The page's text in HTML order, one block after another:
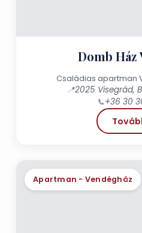
Domb Ház
Családias apartman
📍2025 Visegrád,
📞+36 30
Apartman - Vendégház